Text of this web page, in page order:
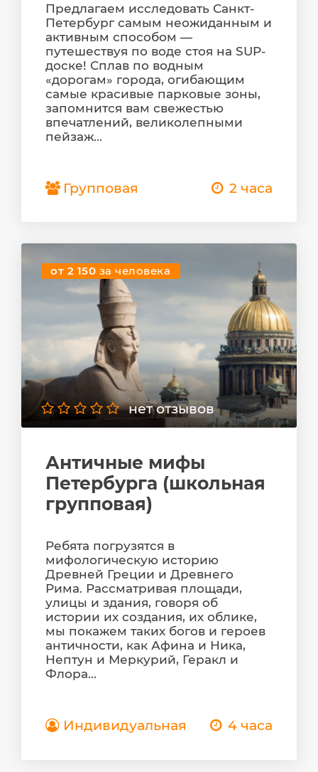
Предлагаем исследовать Санкт-
Петербург самым неожиданным и
активным способом —
путешествуя по воде стоя на SUP-
доске! Сплав по водным
«дорогам» города, огибающим
самые красивые парковые зоны,
запомнится вам свежестью
впечатлений, великолепными
пейзаж...
Групповая 2 часа
от 2 150 за человека
нет отзывов
Античные мифы
Петербурга (школьная
групповая)
Ребята погрузятся в
мифологическую историю
Древней Греции и Древнего
Рима. Рассматривая площади,
улицы и здания, говоря об
истории их создания, их облике,
мы покажем таких богов и героев
античности, как Афина и Ника,
Нептун и Меркурий, Геракл и
Флора...
Индивидуальная 4 часа